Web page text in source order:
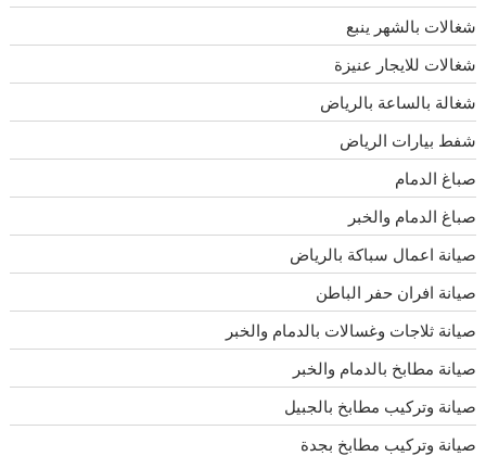
شغالات بالشهر ينبع
شغالات للايجار عنيزة
شغالة بالساعة بالرياض
شفط بيارات الرياض
صباغ الدمام
صباغ الدمام والخبر
صيانة اعمال سباكة بالرياض
صيانة افران حفر الباطن
صيانة ثلاجات وغسالات بالدمام والخبر
صيانة مطابخ بالدمام والخبر
صيانة وتركيب مطابخ بالجبيل
صيانة وتركيب مطابخ بجدة